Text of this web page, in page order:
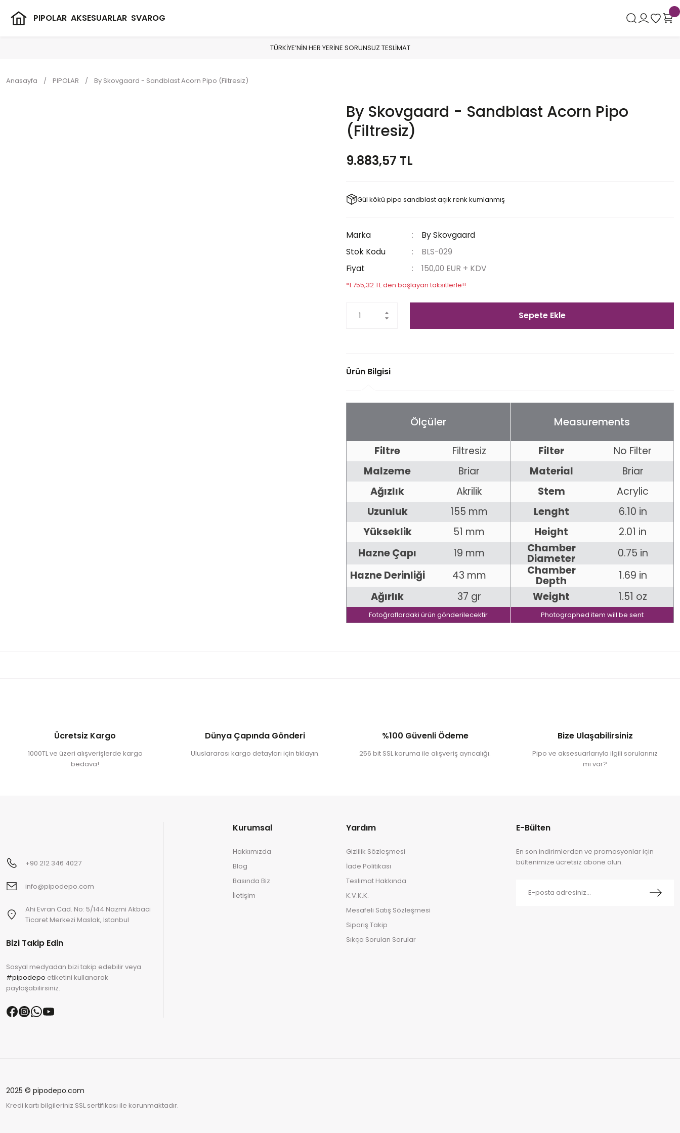
PIPOLAR AKSESUARLAR SVAROG
TÜRKİYE’NİN HER YERİNE SORUNSUZ TESLİMAT
Anasayfa PIPOLAR By Skovgaard - Sandblast Acorn Pipo (Filtresiz)
By Skovgaard - Sandblast Acorn Pipo
(Filtresiz)
9.883,57 TL
Gül kökü pipo sandblast açık renk kumlanmış
Marka
By Skovgaard
Stok Kodu
BLS-029
Fiyat
150,00 EUR + KDV
*1.755,32 TL den başlayan taksitlerle!!
Sepete Ekle
Ürün Bilgisi
Ölçüler Measurements
Filtre Filtresiz Filter
No Filter
Malzeme
Briar Material
Briar
Ağızlık
Akrilik Stem
Acrylic
Uzunluk
155 mm Lenght
6.10 in
Yükseklik
51 mm Height
2.01 in
Hazne Çapı
19 mm Chamber
Diameter
0.75 in
Hazne Derinliği
43 mm Chamber
Depth
1.69 in
Ağırlık
37 gr Weight 1.51 oz
Fotoğraflardaki ürün gönderilecektir Photographed item will be sent
Ücretsiz Kargo
1000TL ve üzeri alışverişlerde kargo
bedava!
Dünya Çapında Gönderi
Uluslararası kargo detayları için tıklayın.
%100 Güvenli Ödeme
256 bit SSL koruma ile alışveriş ayrıcalığı.
Bize Ulaşabilirsiniz
Pipo ve aksesuarlarıyla ilgili sorularınız
mı var?
+90 212 346 4027
info@pipodepo.com
Ahi Evran Cad. No: 5/144 Nazmi Akbaci
Ticaret Merkezi Maslak, Istanbul
Bizi Takip Edin
Sosyal medyadan bizi takip edebilir veya
#pipodepo etiketini kullanarak
paylaşabilirsiniz.
Kurumsal
Hakkımızda
Blog
Basında Biz
İletişim
Yardım
Gizlilik Sözleşmesi
İade Politikası
Teslimat Hakkında
K.V.K.K.
Mesafeli Satış Sözleşmesi
Sipariş Takip
Sıkça Sorulan Sorular
E-Bülten
En son indirimlerden ve promosyonlar için
bültenimize ücretsiz abone olun.
2025 © pipodepo.com
Kredi kartı bilgileriniz SSL sertifikası ile korunmaktadır.